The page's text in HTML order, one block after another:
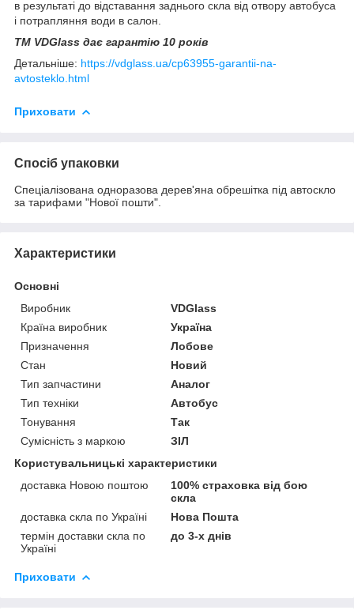
в результаті до відставання заднього скла від отвору автобуса
і потрапляння води в салон.
TM VDGlass дає гарантію 10 років
Детальніше: https://vdglass.ua/cp63955-garantii-na-
avtosteklo.html
Приховати
Спосіб упаковки
Спеціалізована одноразова дерев'яна обрешітка під автоскло
за тарифами "Нової пошти".
Характеристики
Основні
Виробник
VDGlass
Країна виробник
Україна
Призначення
Лобове
Стан
Новий
Тип запчастини
Аналог
Тип техніки
Автобус
Тонування
Так
Сумісність з маркою
ЗІЛ
Користувальницькі характеристики
доставка Новою поштою
100% страховка від бою
скла
доставка скла по Україні
Нова Пошта
термін доставки скла по
Україні
до 3-х днів
Приховати